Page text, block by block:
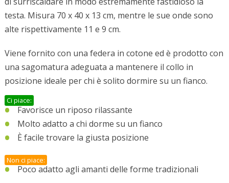
testa. Misura 70 x 40 x 13 cm, mentre le sue onde sono
alte rispettivamente 11 e 9 cm.
Viene fornito con una federa in cotone ed è prodotto con
una sagomatura adeguata a mantenere il collo in
posizione ideale per chi è solito dormire su un fianco.
Ci piace:
Favorisce un riposo rilassante
Molto adatto a chi dorme su un fianco
È facile trovare la giusta posizione
Non ci piace:
Poco adatto agli amanti delle forme tradizionali